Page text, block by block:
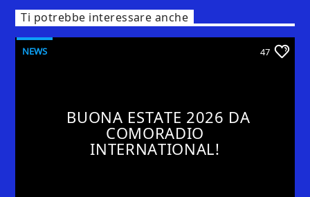
Ti potrebbe interessare anche
NEWS 47
BUONA ESTATE 2026 DA
COMORADIO
INTERNATIONAL!